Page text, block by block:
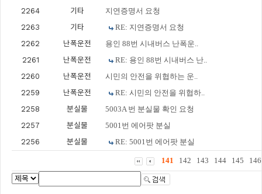
2264
기타
지연증명서 요청
2263
기타
RE: 지연증명서 요청
2262
난폭운전
용인 88번 시내버스 난폭운..
2261
난폭운전
RE: 용인 88번 시내버스 난..
2260
난폭운전
시민의 안전을 위협하는 운..
2259
난폭운전
RE: 시민의 안전을 위협하..
2258
분실물
5003A 번 분실물 확인 요청
2257
분실물
5001번 에어팟 분실
2256
분실물 RE: 5001번 에어팟 분실
141 142 143 144 145 146